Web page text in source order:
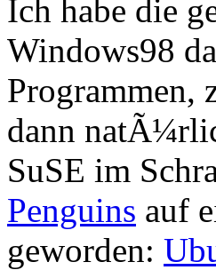
Ich habe die
Windows98
Programmen,
dann
SuSE im
Penguins auf
geworden: